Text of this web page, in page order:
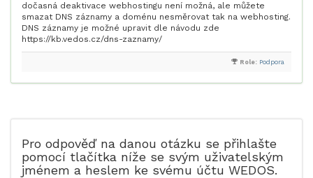
dočasná deaktivace webhostingu není možná, ale můžete
smazat DNS záznamy a doménu nesměrovat tak na webhosting.
DNS záznamy je možné upravit dle návodu zde
https://kb.vedos.cz/dns-zaznamy/
Role: Podpora
Pro odpověď na danou otázku se přihlašte
pomocí tlačítka níže se svým uživatelským
jménem a heslem ke svému účtu WEDOS.